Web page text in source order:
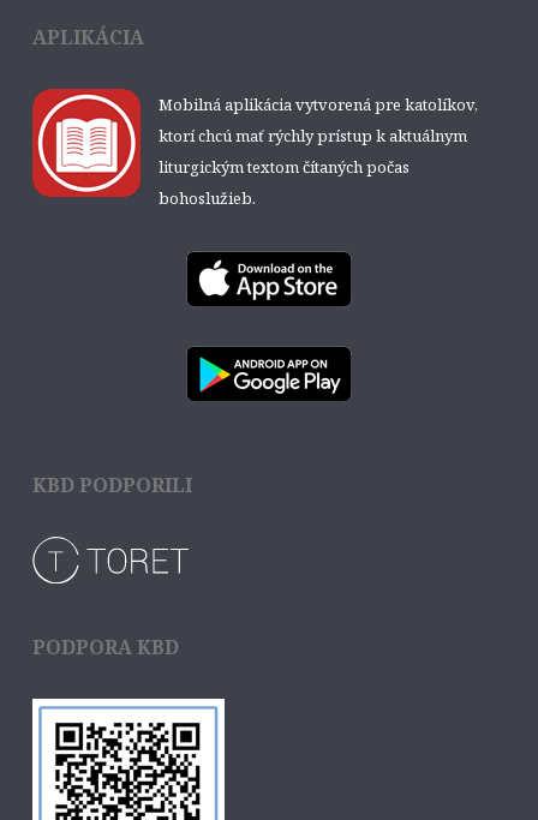
APLIKÁCIA
Mobilná aplikácia vytvorená pre katolíkov,
ktorí chcú mať rýchly prístup k aktuálnym
liturgickým textom čítaných počas
bohoslužieb.
KBD PODPORILI
PODPORA KBD